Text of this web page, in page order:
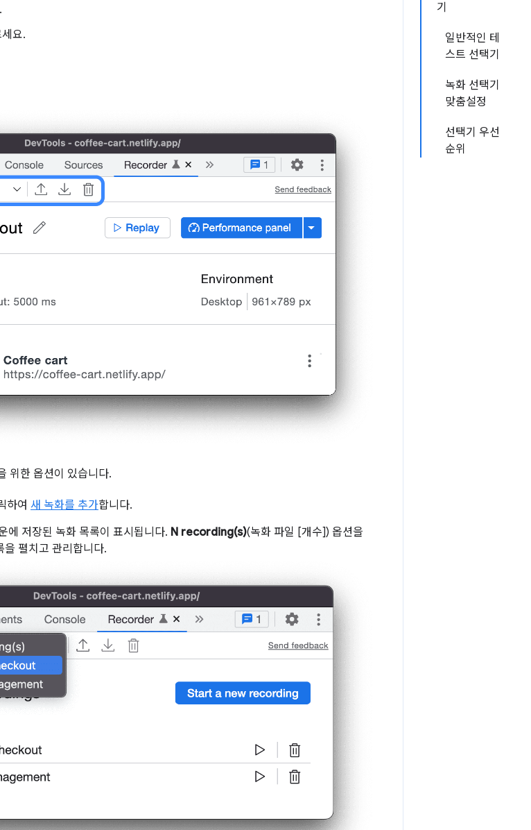
기
일반적인 테
스트 선택기
녹화 선택기
맞춤설정
선택기 우선
순위
요.
위한 옵션이 있습니다.
하여 새 녹화를 추가합니다.
에 저장된 녹화 목록이 표시됩니다. N recording(s)(녹화 파일 [개수]) 옵션을
을 펼치고 관리합니다.